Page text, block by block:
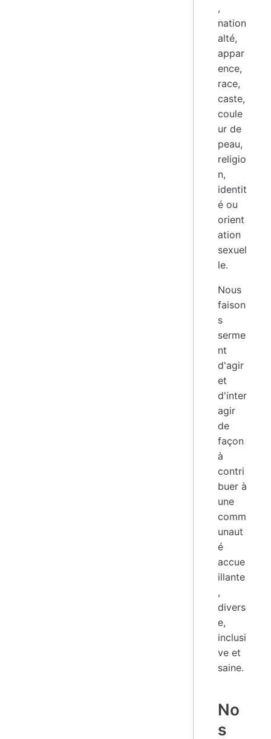
,
nation
alté,
appar
ence,
race,
caste,
coule
ur de
peau,
religio
n,
identit
é ou
orient
ation
sexuel
le.
Nous
faison
s
serme
nt
d'agir
et
d'inter
agir
de
façon
à
contri
buer à
une
comm
unaut
é
accue
illante
,
divers
e,
inclusi
ve et
saine.
No
s